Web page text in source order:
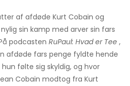
af afdøde Kurt Cobain og
sin kamp med arver sin fars
podcasten RuPaul: Hvad er Tee ,
afdøde fars penge fyldte hende
følte sig skyldig, og hvor
Cobain modtog fra Kurt